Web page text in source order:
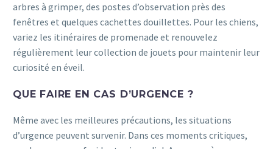
arbres à grimper, des postes d’observation près des
fenêtres et quelques cachettes douillettes. Pour les chiens,
variez les itinéraires de promenade et renouvelez
régulièrement leur collection de jouets pour maintenir leur
curiosité en éveil.
QUE FAIRE EN CAS D’URGENCE ?
Même avec les meilleures précautions, les situations
d’urgence peuvent survenir. Dans ces moments critiques,